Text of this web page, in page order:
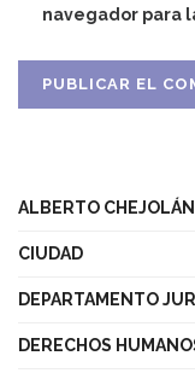
navegador para
ALBERTO CHEJOLÁN
CIUDAD
DEPARTAMENTO
DERECHOS